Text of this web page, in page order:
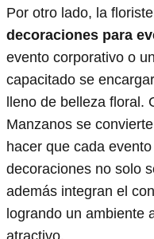
Por otro lado, la
decoraciones para
evento corporativo o
capacitado se
lleno de belleza floral.
Manzanos se
hacer que cada
decoraciones no solo
además integran el
logrando un ambiente
atractivo.